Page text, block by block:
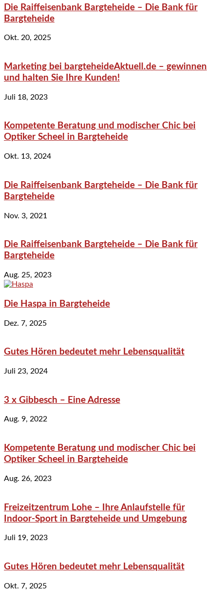
Die Raiffeisenbank Bargteheide – Die Bank für
Bargteheide
Okt. 20, 2025
Marketing bei bargteheideAktuell.de – gewinnen
und halten Sie Ihre Kunden!
Juli 18, 2023
Kompetente Beratung und modischer Chic bei
Optiker Scheel in Bargteheide
Okt. 13, 2024
Die Raiffeisenbank Bargteheide – Die Bank für
Bargteheide
Nov. 3, 2021
Die Raiffeisenbank Bargteheide – Die Bank für
Bargteheide
Aug. 25, 2023
Die Haspa in Bargteheide
Dez. 7, 2025
Gutes Hören bedeutet mehr Lebensqualität
Juli 23, 2024
3 x Gibbesch – Eine Adresse
Aug. 9, 2022
Kompetente Beratung und modischer Chic bei
Optiker Scheel in Bargteheide
Aug. 26, 2023
Freizeitzentrum Lohe – Ihre Anlaufstelle für
Indoor-Sport in Bargteheide und Umgebung
Juli 19, 2023
Gutes Hören bedeutet mehr Lebensqualität
Okt. 7, 2025